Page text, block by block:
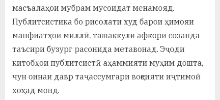
масъалаҳои мубрам мусоидат менамояд.
Публитсистика бо рисолати худ барои ҳимояи
манфиатҳои миллӣ, ташаккули афкори созанда
таъсири бузург расонида метавонад. Эҷоди
китобҳои публитсистӣ аҳаммияти муҳим дошта,
чун оинаи давр таҷассумгари воқеияти иҷтимоӣ
хоҳад монд.